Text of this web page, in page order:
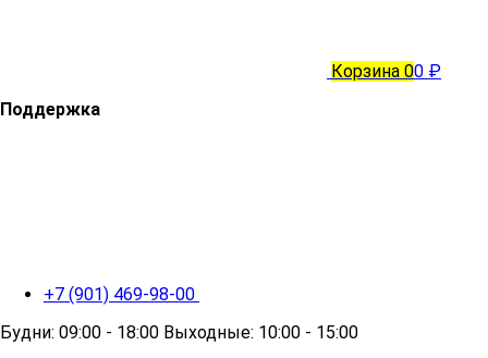
Корзина 00 ₽
Поддержка
+7 (901) 469-98-00
Будни: 09:00 - 18:00 Выходные: 10:00 - 15:00